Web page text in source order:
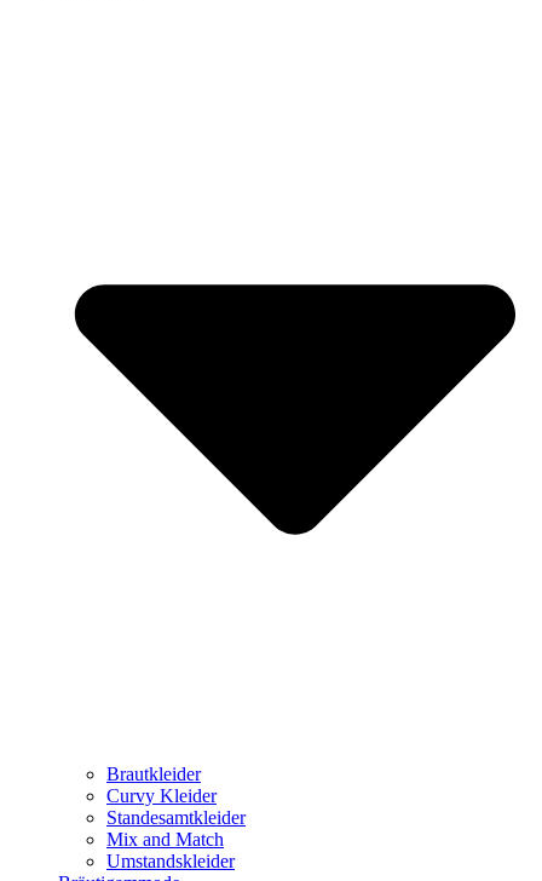
Brautkleider
Curvy Kleider
Standesamtkleider
Mix and Match
Umstandskleider